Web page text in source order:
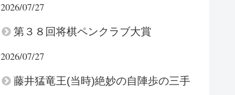
2026/07/27
第３８回将棋ペンクラブ大賞
2026/07/27
藤井猛竜王(当時)絶妙の自陣歩の三手